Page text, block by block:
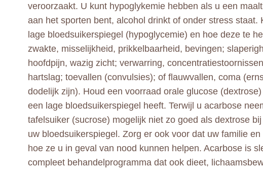
veroorzaakt. U kunt hypoglykemie hebben als u een
aan het sporten bent, alcohol drinkt of onder stress staat.
lage bloedsuikerspiegel (hypoglycemie) en hoe deze te
zwakte, misselijkheid, prikkelbaarheid, bevingen;
hoofdpijn, wazig zicht; verwarring,
hartslag; toevallen (convulsies); of flauwvallen, coma
dodelijk zijn). Houd een voorraad orale glucose
een lage bloedsuikerspiegel heeft. Terwijl u acarbose
tafelsuiker (sucrose) mogelijk niet zo goed als dextrose
uw bloedsuikerspiegel. Zorg er ook voor dat uw familie
hoe ze u in geval van nood kunnen helpen. Acarbose is
compleet behandelprogramma dat ook dieet,